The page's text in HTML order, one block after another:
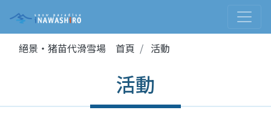
絕景・猪苗代滑雪場 首頁 活動
活動